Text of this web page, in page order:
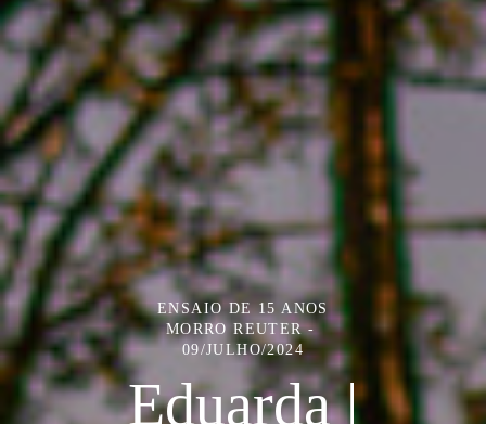
ENSAIO DE 15 ANOS
MORRO REUTER
09/JULHO/2024
Eduarda |